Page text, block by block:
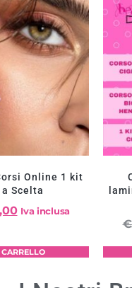
Online 1 kit
Scelta
Iva inclusa
€